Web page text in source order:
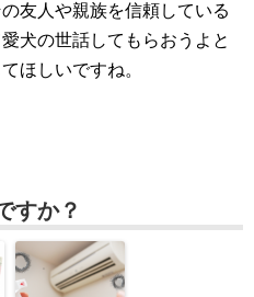
友人や親族を信頼している
犬の世話してもらおうよと
ほしいですね。
すか？